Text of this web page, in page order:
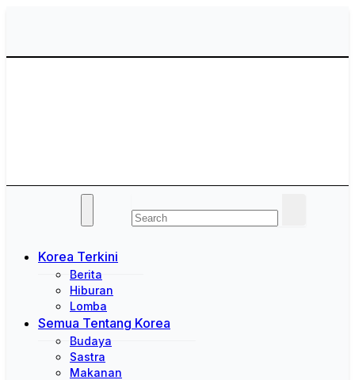
Korea Terkini
Berita
Hiburan
Lomba
Semua Tentang Korea
Budaya
Sastra
Makanan